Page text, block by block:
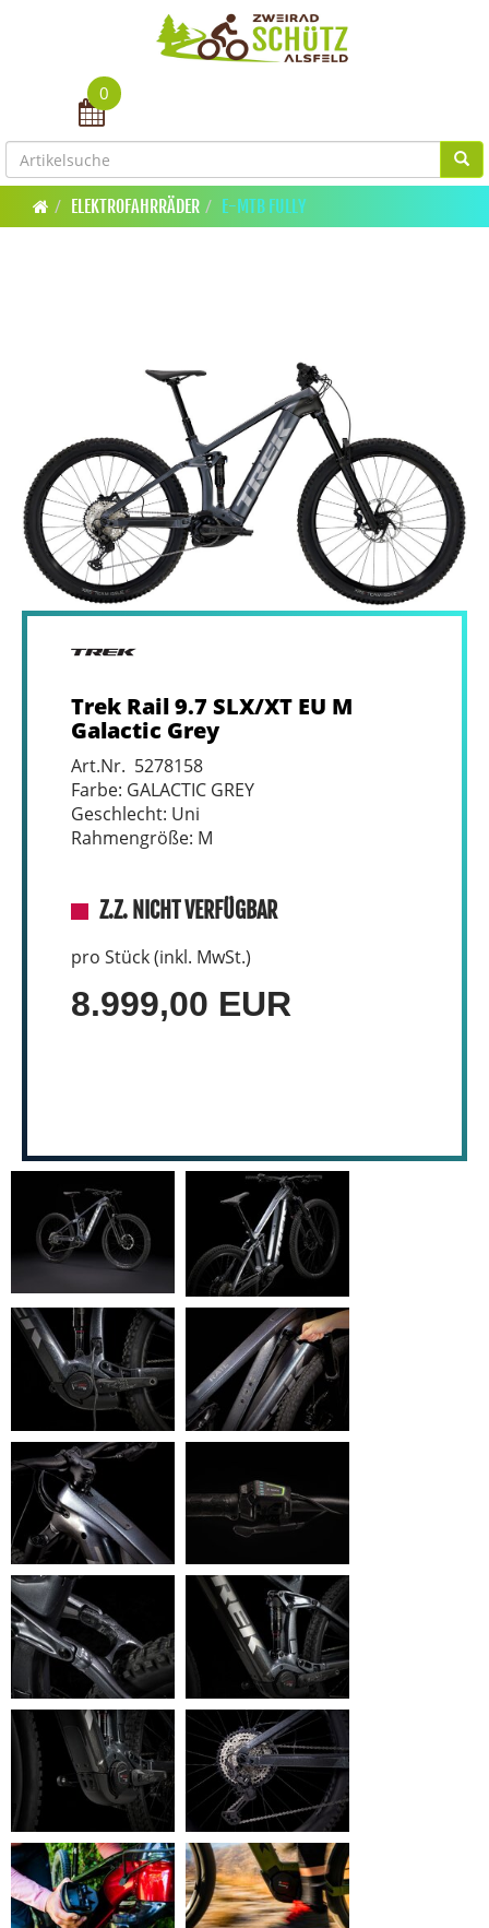
Toggle navigation
0
ELEKTROFAHRRÄDER E-MTB FULLY
Trek Rail 9.7 SLX/XT EU M
Galactic Grey
Art.Nr. 5278158
Farbe: GALACTIC GREY
Geschlecht: Uni
Rahmengröße: M
Z.Z. NICHT VERFÜGBAR
pro Stück (inkl. MwSt.)
8.999,00 EUR